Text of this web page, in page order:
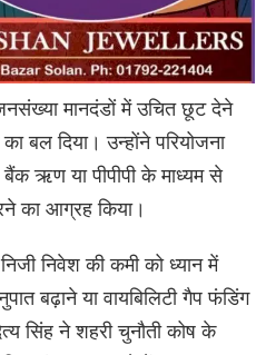
जनसंख्या मानदंडों में उचित छूट देने
बल दिया। उन्होंने परियोजना
ऋण या पीपीपी के माध्यम से
का आग्रह किया।
निजी निवेश की कमी को ध्यान में
बढ़ाने या वायबिलिटी गैप फंडिंग
सिंह ने शहरी चुनौती कोष के